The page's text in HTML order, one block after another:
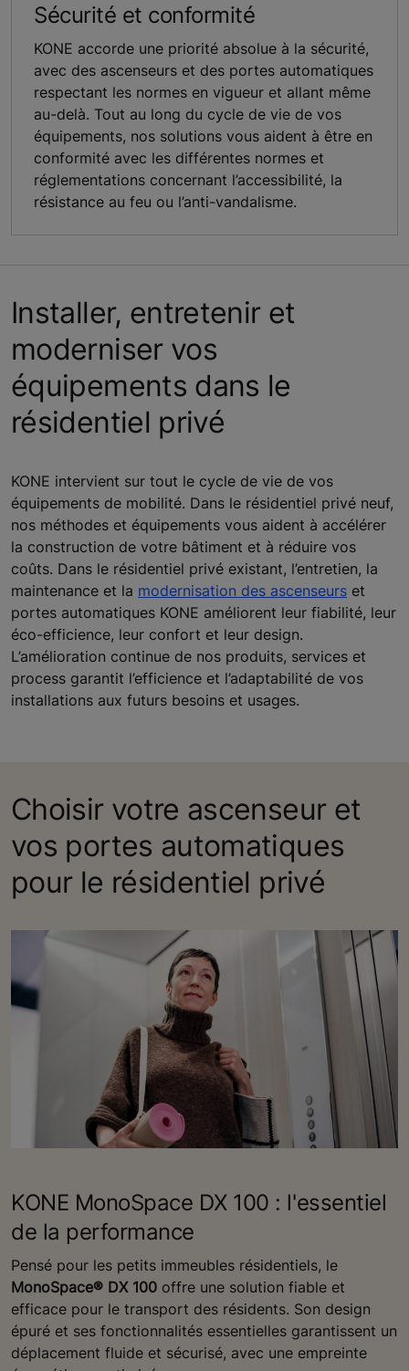
Sécurité et conformité
KONE accorde une priorité absolue à la sécurité,
avec des ascenseurs et des portes automatiques
respectant les normes en vigueur et allant même
au-delà. Tout au long du cycle de vie de vos
équipements, nos solutions vous aident à être en
conformité avec les différentes normes et
réglementations concernant l’accessibilité, la
résistance au feu ou l’anti-vandalisme.
Installer, entretenir et
moderniser vos
équipements dans le
résidentiel privé
KONE intervient sur tout le cycle de vie de vos
équipements de mobilité. Dans le résidentiel privé neuf,
nos méthodes et équipements vous aident à accélérer
la construction de votre bâtiment et à réduire vos
coûts. Dans le résidentiel privé existant, l’entretien, la
maintenance et la modernisation des ascenseurs et
portes automatiques KONE améliorent leur fiabilité, leur
éco-efficience, leur confort et leur design.
L’amélioration continue de nos produits, services et
process garantit l’efficience et l’adaptabilité de vos
installations aux futurs besoins et usages.
Choisir votre ascenseur et
vos portes automatiques
pour le résidentiel privé
KONE MonoSpace DX 100 : l'essentiel
de la performance
Pensé pour les petits immeubles résidentiels, le
MonoSpace® DX 100 offre une solution fiable et
efficace pour le transport des résidents. Son design
épuré et ses fonctionnalités essentielles garantissent un
déplacement fluide et sécurisé, avec une empreinte